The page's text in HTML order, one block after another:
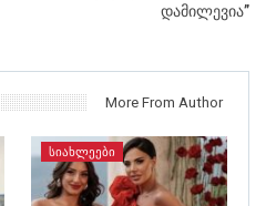
დამილევია”
More From Author
ᲡᲘᲐᲮᲚᲔᲔᲑᲘ